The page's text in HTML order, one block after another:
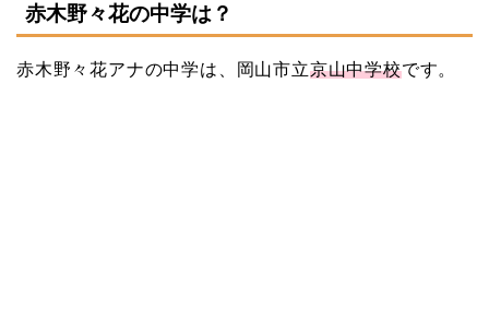
赤木野々花の中学は？
赤木野々花アナの中学は、岡山市立京山中学校です。